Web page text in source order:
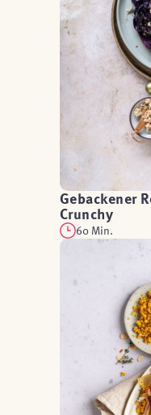
Gebackener
Crunchy
60 Min.